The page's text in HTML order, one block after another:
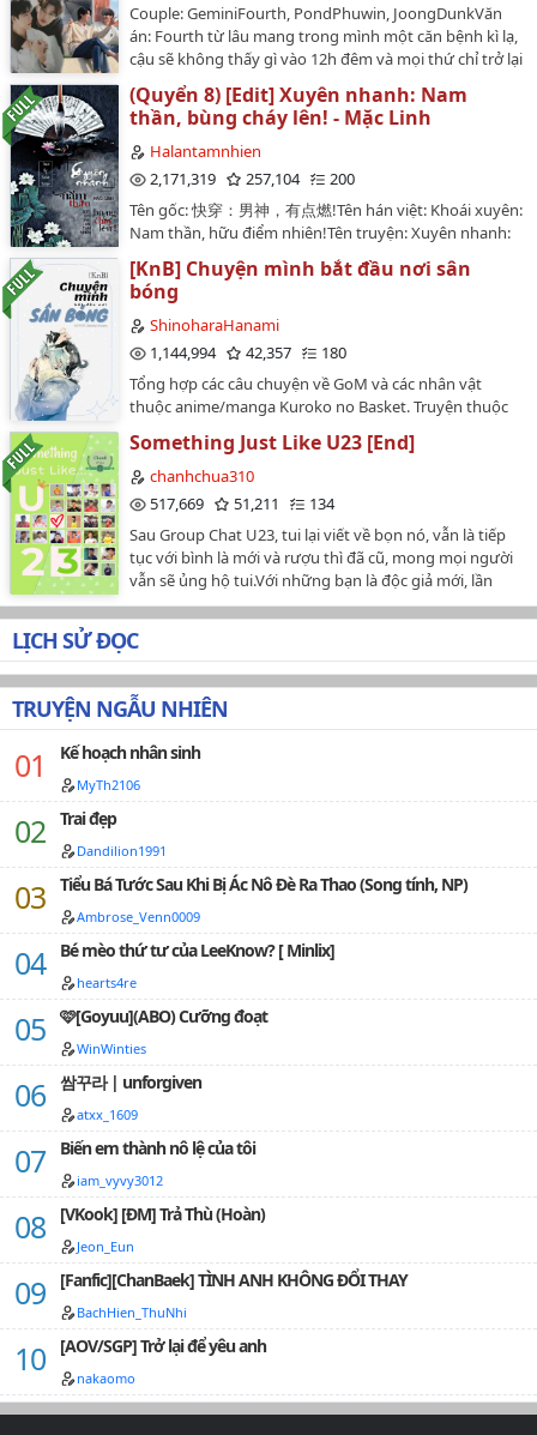
Couple: GeminiFourth, PondPhuwin, JoongDunkVăn
án: Fourth từ lâu mang trong mình một căn bệnh kì lạ,
cậu sẽ không thấy gì vào 12h đêm và mọi thứ chỉ trở lại
bình thường vào lúc 4h sáng. Trong một lần xin phép
Phuwin đi chơi, cậu vô tình vượt quá giờ và được
Gemini giúp đỡ. Liệu Fourth có thể gặp lại Gemini hay
không, liệu cậu có thể nhận ra hắn hay không,...…
(Quyển 8) [Edit] Xuyên nhanh: Nam
thần, bùng cháy lên! - Mặc Linh
Halantamnhien
2,171,319
257,104
200
Tên gốc: 快穿：男神，有点燃!Tên hán việt: Khoái xuyên:
Nam thần, hữu điểm nhiên!Tên truyện: Xuyên nhanh:
Nam thần, bùng cháy lên!Tác giả: Mặc LinhThể loại:
Ngôn tình, cổ đại, hiện đại, xuyên nhanh, hệ thống,
tình cảm, khoa học viễn tưởng, hài hước, HE,...Edit by
Hạ Lan Tâm NhiênẢnh bìa: Design by Điềm Doãn#Do
not re-up#Văn án:Sơ Tranh vô duyên vô cớ bị phán
- tiêu tiền.Từ khi bị ràng buộc với cái hệ thống này, cô
eo không đau, chân không mỏi, đến cả thở gấp cũng
không cần nữa, mỗi ngày đều phải tiêu tiền trong sợ
hãi.Hệ thống: Tiểu tỷ tỷ, không nên tùy tiện mở hình
thức vô địch! (▼皿▼#)Hệ thống: Chúng ta định ra cái
mục tiêu nhỏ, trước tiêu hết một trăm triệu!Sơ Tranh:
Phá sản cái gì, còn nữa, tên nam nhân không thể hiểu
thấu này là thế nào? Đừng ngăn ta! Ta muốn đi chinh
phục thế giới!Nam chính nào đó: ( nhanh chóng đổi
tên ) Ta họ Thế tên Giới.# tiểu tỷ tỷ, có tiền thật sự có
thể muốn làm gì thì làm, tìm hiểu một chút đi #…
[KnB] Chuyện mình bắt đầu nơi sân
bóng
ShinoharaHanami
1,144,994
42,357
180
Tổng hợp các câu chuyện về GoM và các nhân vật
thuộc anime/manga Kuroko no Basket. Truyện thuộc
đối không được bưng (reup) đi đâu khi chưa có sự cho
phép của tác giả.…
Something Just Like U23 [End]
chanhchua310
517,669
51,211
134
Sau Group Chat U23, tui lại viết về bọn nó, vẫn là tiếp
tục với bình là mới và rượu thì đã cũ, mong mọi người
vẫn sẽ ủng hộ tui.Với những bạn là độc giả mới, lần
đầu tiên đến với Chanh thì xin lưu ý, đây là season 2
của "Group Chat U23", nên nếu chưa đọc "Group Chat
U23" thì nhiệt liệt đề cử đọc nó trước rồi hãy đọc
"Something Just Like U23" nha :3…
LỊCH SỬ ĐỌC
TRUYỆN NGẪU NHIÊN
Kế hoạch nhân sinh
MyTh2106
Trai đẹp
Dandilion1991
Tiểu Bá Tước Sau Khi Bị Ác Nô Đè Ra Thao (Song tính, NP)
Ambrose_Venn0009
Bé mèo thứ tư của LeeKnow? [ Minlix]
hearts4re
🩷[Goyuu](ABO) Cưỡng đoạt
WinWinties
쌈꾸라 | unforgiven
atxx_1609
Biến em thành nô lệ của tôi
iam_vyvy3012
[VKook] [ĐM] Trả Thù (Hoàn)
Jeon_Eun
[Fanfic][ChanBaek] TÌNH ANH KHÔNG ĐỔI THAY
BachHien_ThuNhi
[AOV/SGP] Trở lại để yêu anh
nakaomo